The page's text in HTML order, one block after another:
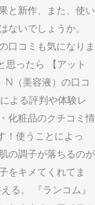
と新作、また、使い
ないでしょうか。
口コミも気になりま
思ったら 【アット
N（美容液）の口コ
よる評判や体験レ
化粧品のクチコミ情
！使うことによっ
の調子が落ちるのが
をキメてくれてま
る。 『ランコム』